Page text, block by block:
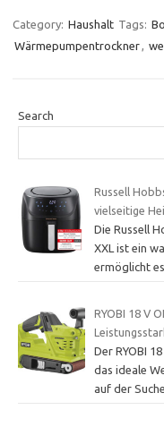
Category: Haushalt Tags:
Wärmepumpentrockner,
Search
Russell
vielseitige
Die Russell
XXL ist ein
ermöglicht
RYOBI 18 V
Der RYOBI
das ideale
auf der